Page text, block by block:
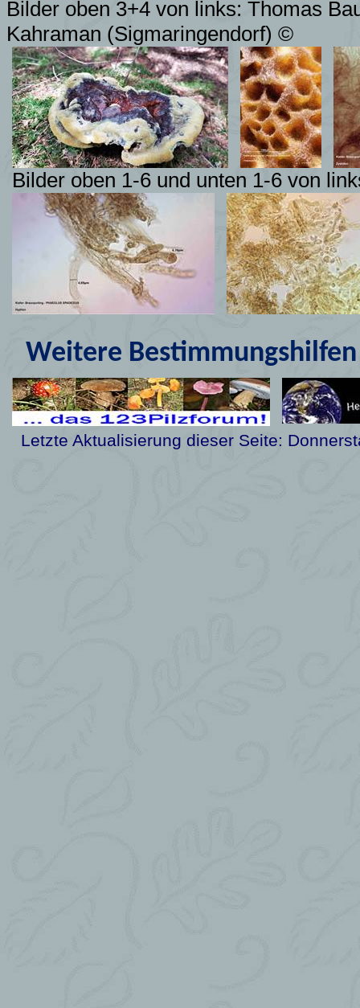
Bilder oben 3+4 von links: Thomas
Kahraman (Sigmaringendorf) ©
Bilder oben 1-6 und unten 1-6 von
Weitere
Letzte Aktualisierung dieser Seite: